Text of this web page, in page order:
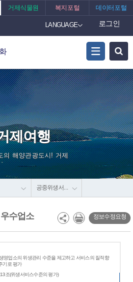
거제식물원 복지포털 데이터포털
LANGUAGE 로그인
제여행
의 해양관광도시! 거제
공중위생서비스평가최우수업소
수업소 정보수정요청
영업소의 위생관리 수준을 제고하고 서비스의 질적향
기로 평가
조(위생서비스수준의 평가)